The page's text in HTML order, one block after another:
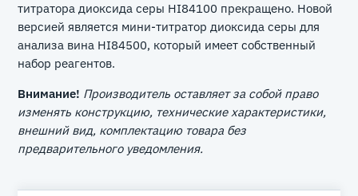
титратора диоксида серы HI84100 прекращено. Новой
версией является мини-титратор диоксида серы для
анализа вина HI84500, который имеет собственный
набор реагентов.
Внимание! Производитель оставляет за собой право
изменять конструкцию, технические характеристики,
внешний вид, комплектацию товара без
предварительного уведомления.